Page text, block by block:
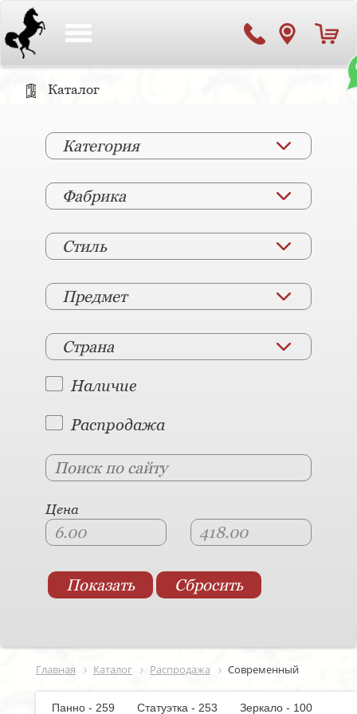
Каталог
Категория
Фабрика
Стиль
Предмет
Страна
Наличие
Распродажа
Цена
Главная Каталог Распродажа Современный
Панно - 259 Статуэтка - 253
Зеркало - 100